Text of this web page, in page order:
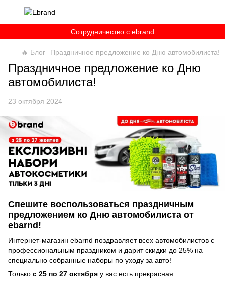
Сотрудничество c ebrand
🔥 Блог Праздничное предложение ко Дню автомобилиста!
Праздничное предложение ко Дню
автомобилиста!
23 октября 2024
Спешите воспользоваться праздничным
предложением ко Дню автомобилиста от
ebarnd!
Интернет-магазин ebarnd поздравляет всех автомобилистов с
профессиональным праздником и дарит скидки до 25% на
специально собранные наборы по уходу за авто!
Только с 25 по 27 октября у вас есть прекрасная